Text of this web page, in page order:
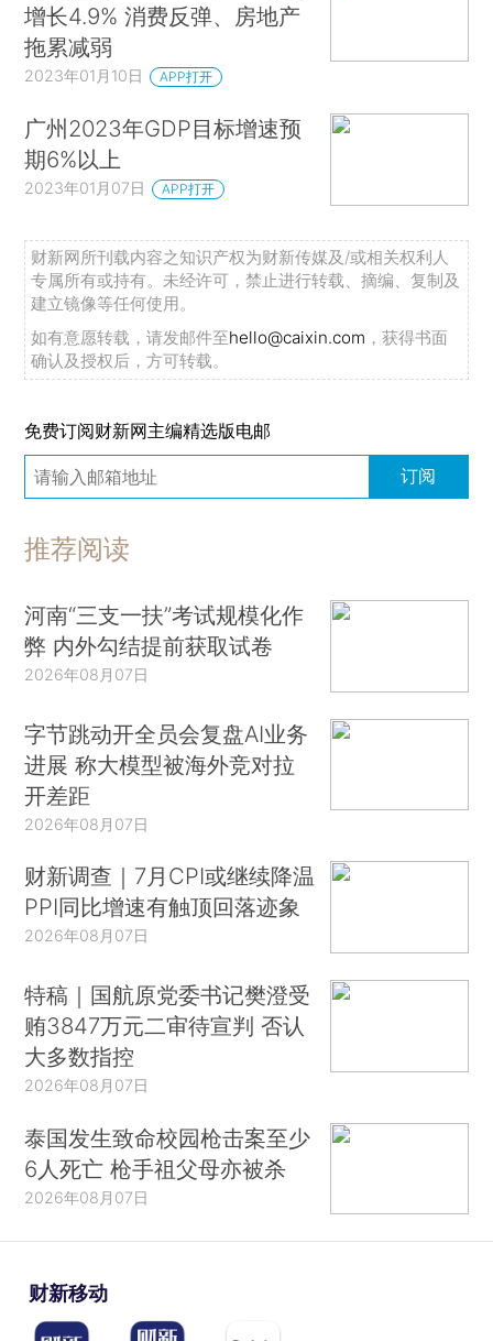
增长4.9% 消费反弹、房地产
拖累减弱
2023年01月10日 APP打开
广州2023年GDP目标增速预
期6%以上
2023年01月07日 APP打开
财新网所刊载内容之知识产权为财新传媒及/或相关权利人
专属所有或持有。未经许可，禁止进行转载、摘编、复制及
建立镜像等任何使用。
如有意愿转载，请发邮件至hello@caixin.com ，获得书面
确认及授权后，方可转载。
免费订阅财新网主编精选版电邮
订阅
推荐阅读
河南“三支一扶”考试规模化作
弊 内外勾结提前获取试卷
2026年08月07日
字节跳动开全员会复盘AI业务
进展 称大模型被海外竞对拉
开差距
2026年08月07日
财新调查｜7月CPI或继续降温
PPI同比增速有触顶回落迹象
2026年08月07日
特稿｜国航原党委书记樊澄受
贿3847万元二审待宣判 否认
大多数指控
2026年08月07日
泰国发生致命校园枪击案至少
6人死亡 枪手祖父母亦被杀
2026年08月07日
财新移动